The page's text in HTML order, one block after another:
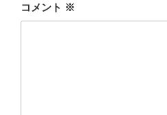
コメント ※